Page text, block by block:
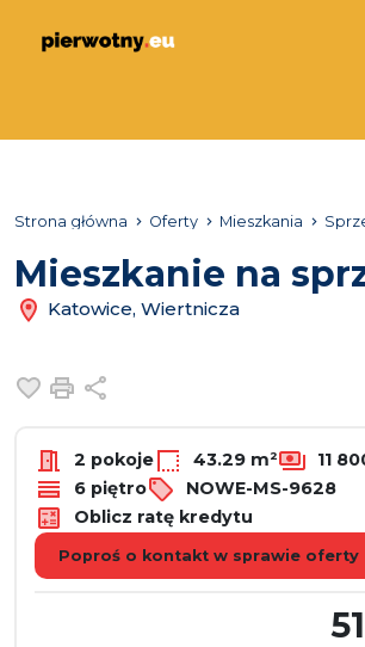
Strona główna Oferty Mieszkania
Mieszkanie na
Katowice, Wiertnicza
Dodaj do ulubionych
Drukuj
2 pokoje 43.29 m² 11
6 piętro
NOWE-MS-9628
Oblicz ratę kredytu
Poproś o kontakt w sprawie oferty